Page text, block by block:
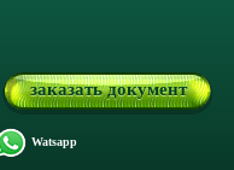
заказать документ
Watsapp